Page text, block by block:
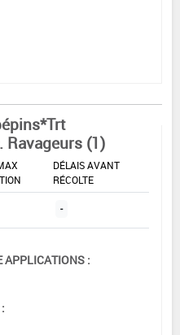
Ravageurs (1)
DÉLAIS AVANT
RÉCOLTE
-
APPLICATIONS :